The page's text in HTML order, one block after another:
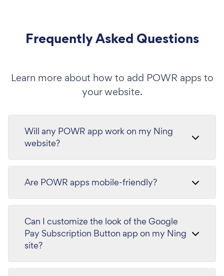
Frequently Asked Questions
Learn more about how to add POWR apps to
your website.
Will any POWR app work on my Ning
website?
Are POWR apps mobile-friendly?
Can I customize the look of the Google
Pay Subscription Button app on my Ning
site?